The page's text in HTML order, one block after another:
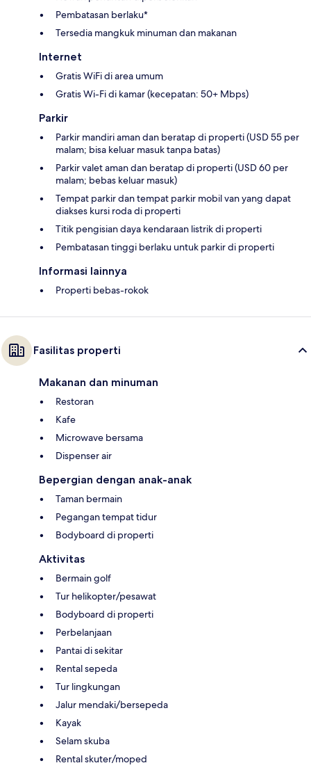
Pembatasan berlaku*
Tersedia mangkuk minuman dan makanan
Internet
Gratis WiFi di area umum
Gratis Wi-Fi di kamar (kecepatan: 50+ Mbps)
Parkir
Parkir mandiri aman dan beratap di properti (USD 55 per
malam; bisa keluar masuk tanpa batas)
Parkir valet aman dan beratap di properti (USD 60 per
malam; bebas keluar masuk)
Tempat parkir dan tempat parkir mobil van yang dapat
diakses kursi roda di properti
Titik pengisian daya kendaraan listrik di properti
Pembatasan tinggi berlaku untuk parkir di properti
Informasi lainnya
Properti bebas-rokok
Fasilitas properti
Makanan dan minuman
Restoran
Kafe
Microwave bersama
Dispenser air
Bepergian dengan anak-anak
Taman bermain
Pegangan tempat tidur
Bodyboard di properti
Aktivitas
Bermain golf
Tur helikopter/pesawat
Bodyboard di properti
Perbelanjaan
Pantai di sekitar
Rental sepeda
Tur lingkungan
Jalur mendaki/bersepeda
Kayak
Selam skuba
Rental skuter/moped